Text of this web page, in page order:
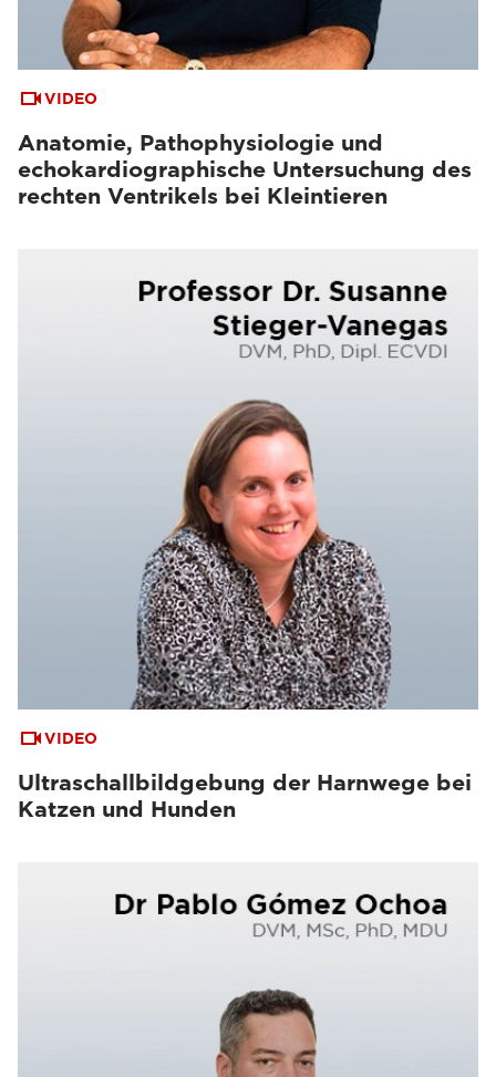
VIDEO
Anatomie, Pathophysiologie und
echokardiographische Untersuchung des
rechten Ventrikels bei Kleintieren
VIDEO
Ultraschallbildgebung der Harnwege bei
Katzen und Hunden